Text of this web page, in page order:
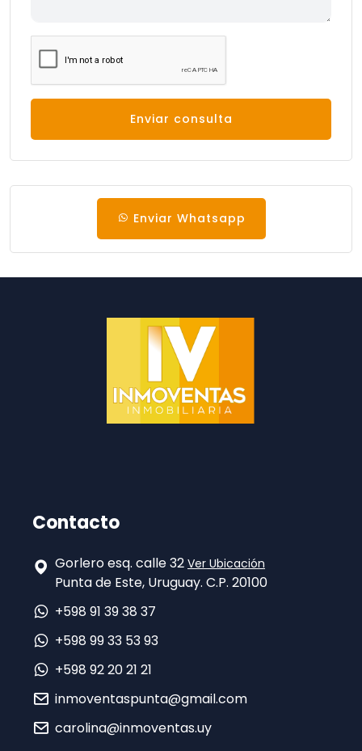
Enviar consulta
Enviar Whatsapp
Contacto
Gorlero esq. calle 32 Ver Ubicación
Punta de Este, Uruguay. C.P. 20100
+598 91 39 38 37
+598 99 33 53 93
+598 92 20 21 21
inmoventaspunta@gmail.com
carolina@inmoventas.uy